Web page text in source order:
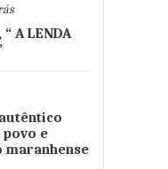
A LENDA
e